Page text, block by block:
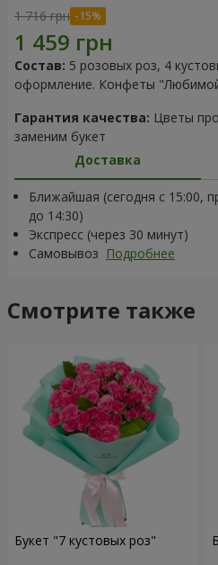
1 716 грн
Состав: 5 розовых роз, 4
оформление. Конфеты
Гарантия качества: Цветы
заменим букет
Доставка
Ближайшая (сегодня с 15:00,
до 14:30)
Экспресс (через 30 минут)
Самовывоз Подробнее
Смотрите также
Букет "7 кустовых роз"